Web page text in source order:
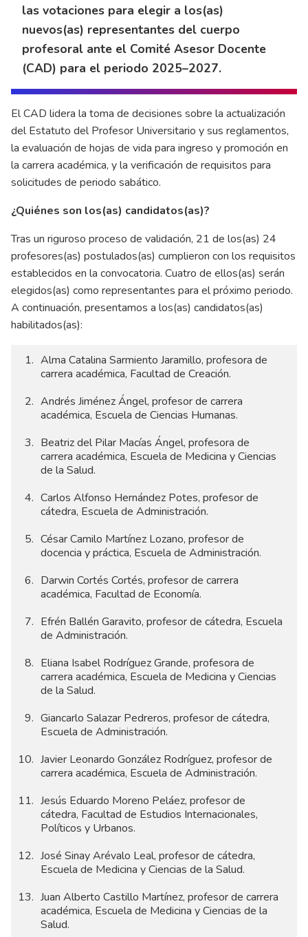
las votaciones para elegir a los(as)
nuevos(as) representantes del cuerpo
profesoral ante el Comité Asesor Docente
(CAD) para el periodo 2025–2027.
El CAD lidera la toma de decisiones sobre la actualización
del Estatuto del Profesor Universitario y sus reglamentos,
la evaluación de hojas de vida para ingreso y promoción en
la carrera académica, y la verificación de requisitos para
solicitudes de periodo sabático.
¿Quiénes son los(as) candidatos(as)?
Tras un riguroso proceso de validación, 21 de los(as) 24
profesores(as) postulados(as) cumplieron con los requisitos
establecidos en la convocatoria. Cuatro de ellos(as) serán
elegidos(as) como representantes para el próximo periodo.
A continuación, presentamos a los(as) candidatos(as)
habilitados(as):
Alma Catalina Sarmiento Jaramillo, profesora de
carrera académica, Facultad de Creación.
Andrés Jiménez Ángel, profesor de carrera
académica, Escuela de Ciencias Humanas.
Beatriz del Pilar Macías Ángel, profesora de
carrera académica, Escuela de Medicina y Ciencias
de la Salud.
Carlos Alfonso Hernández Potes, profesor de
cátedra, Escuela de Administración.
César Camilo Martínez Lozano, profesor de
docencia y práctica, Escuela de Administración.
Darwin Cortés Cortés, profesor de carrera
académica, Facultad de Economía.
Efrén Ballén Garavito, profesor de cátedra, Escuela
de Administración.
Eliana Isabel Rodríguez Grande, profesora de
carrera académica, Escuela de Medicina y Ciencias
de la Salud.
Giancarlo Salazar Pedreros, profesor de cátedra,
Escuela de Administración.
Javier Leonardo González Rodríguez, profesor de
carrera académica, Escuela de Administración.
Jesús Eduardo Moreno Peláez, profesor de
cátedra, Facultad de Estudios Internacionales,
Políticos y Urbanos.
José Sinay Arévalo Leal, profesor de cátedra,
Escuela de Medicina y Ciencias de la Salud.
Juan Alberto Castillo Martínez, profesor de carrera
académica, Escuela de Medicina y Ciencias de la
Salud.